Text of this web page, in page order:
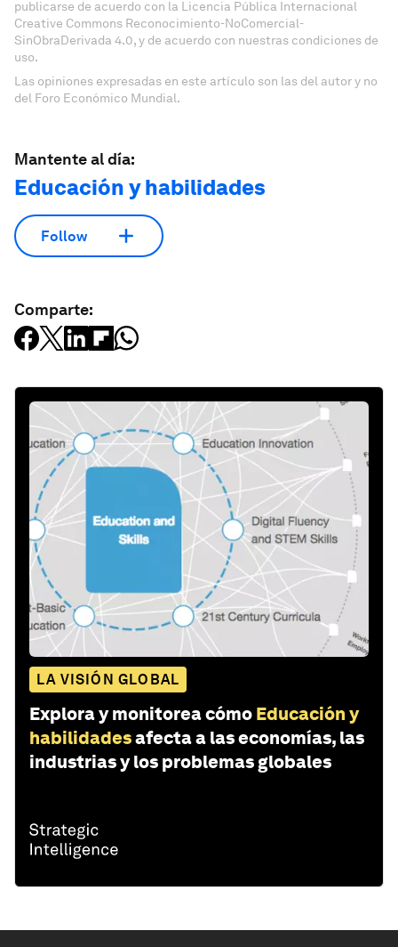
publicarse de acuerdo con la Licencia Pública Internacional
Creative Commons Reconocimiento-NoComercial-
SinObraDerivada 4.0, y de acuerdo con nuestras condiciones de
uso.
Las opiniones expresadas en este artículo son las del autor y no
del Foro Económico Mundial.
Mantente al día:
Educación y habilidades
Follow
Comparte:
LA VISIÓN GLOBAL
Explora y monitorea cómo Educación y
habilidadesafecta a las economías, las
industrias y los problemas globales